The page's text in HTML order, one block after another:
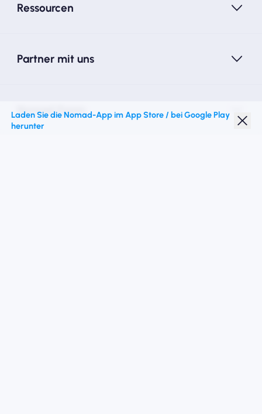
Ressourcen
Partner mit uns
Nomad Essim
Laden Sie die Nomad-App im App Store / bei Google Play
herunter